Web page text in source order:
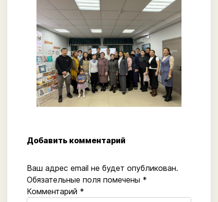
Добавить комментарий
Ваш адрес email не будет опубликован.
Обязательные поля помечены *
Комментарий *